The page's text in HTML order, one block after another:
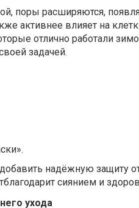
поры расширяются,
активнее влияет на
отлично работали
задачей.
надёжную защиту
сиянием и
ухода